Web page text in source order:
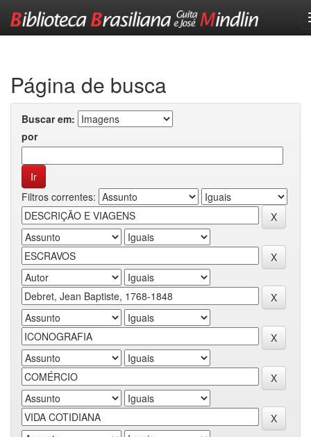
Página de busca
Buscar em:
por
Filtros correntes: